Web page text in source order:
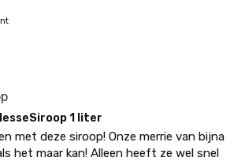
1 liter
met deze siroop! Onze merrie van bijna
het maar kan! Alleen heeft ze wel snel